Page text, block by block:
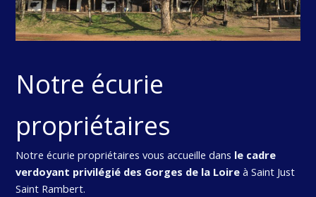
Notre écurie
propriétaires
Notre écurie propriétaires vous accueille dans le cadre
verdoyant privilégié des Gorges de la Loireà Saint Just
Saint Rambert.